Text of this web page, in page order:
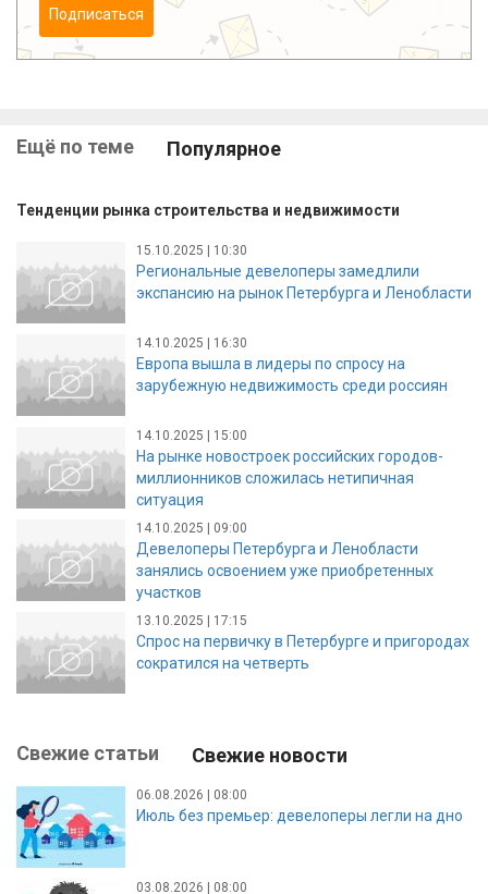
Подписаться
Ещё по теме Популярное
Тенденции рынка строительства и недвижимости
15.10.2025 | 10:30
Региональные девелоперы замедлили
экспансию на рынок Петербурга и Ленобласти
14.10.2025 | 16:30
Европа вышла в лидеры по спросу на
зарубежную недвижимость среди россиян
14.10.2025 | 15:00
На рынке новостроек российских городов-
миллионников сложилась нетипичная
ситуация
14.10.2025 | 09:00
Девелоперы Петербурга и Ленобласти
занялись освоением уже приобретенных
участков
13.10.2025 | 17:15
Спрос на первичку в Петербурге и пригородах
сократился на четверть
Свежие статьи Свежие новости
06.08.2026 | 08:00
Июль без премьер: девелоперы легли на дно
03.08.2026 | 08:00